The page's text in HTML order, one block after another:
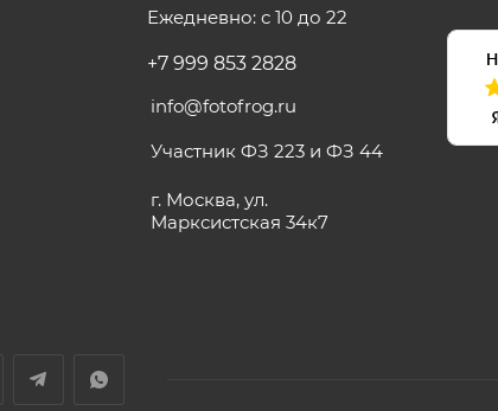
Ежедневно: с 10 до 22
+7 999 853 2828
info@fotofrog.ru
Участник ФЗ 223 и ФЗ 44
г. Москва, ул.
Марксистская 34к7